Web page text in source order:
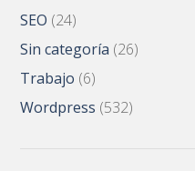
SEO (24)
Sin categoría (26)
Trabajo (6)
Wordpress (532)